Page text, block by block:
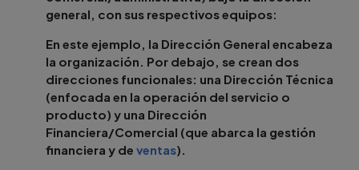
general, con sus respectivos equipos:
En este ejemplo, la Dirección General encabeza
la organización. Por debajo, se crean dos
direcciones funcionales: una Dirección Técnica
(enfocada en la operación del servicio o
producto) y una Dirección
Financiera/Comercial (que abarca la gestión
financiera y deventas).